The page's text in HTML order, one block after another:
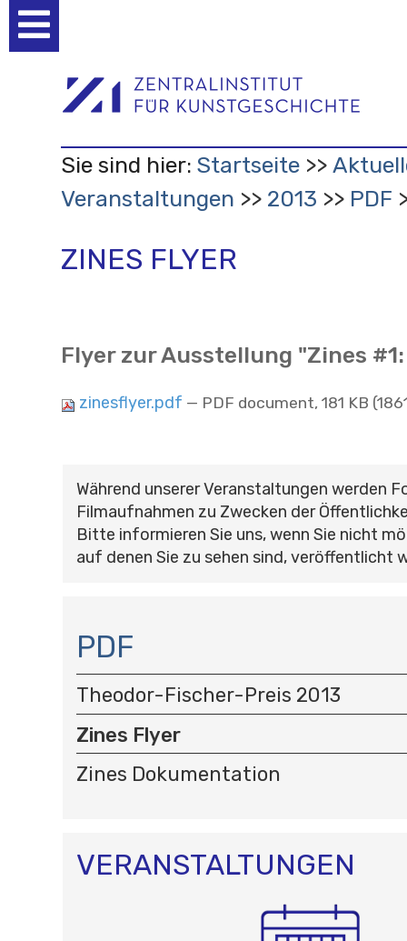
Werkzeuge
Sie sind hier: Startseite
Veranstaltungen
2013 PDF
ZINES FLYER
Flyer zur Ausstellung "Zines #1:
zinesflyer.pdf — PDF document, 181 KB
Während unserer Veranstaltungen werden
Filmaufnahmen zu Zwecken der
Bitte informieren Sie uns, wenn Sie nicht
auf denen Sie zu sehen sind, veröffentlicht
A
V
I
G
A
T
I
O
PDF
Theodor-Fischer-Preis 2013
Zines Flyer
Zines Dokumentation
VERANSTALTUNGEN